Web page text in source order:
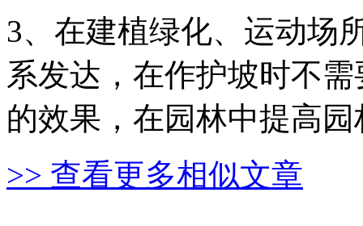
3、在建植绿化、运动场
系发达，在作护坡时不
的效果，在园林中提高
>> 查看更多相似文章